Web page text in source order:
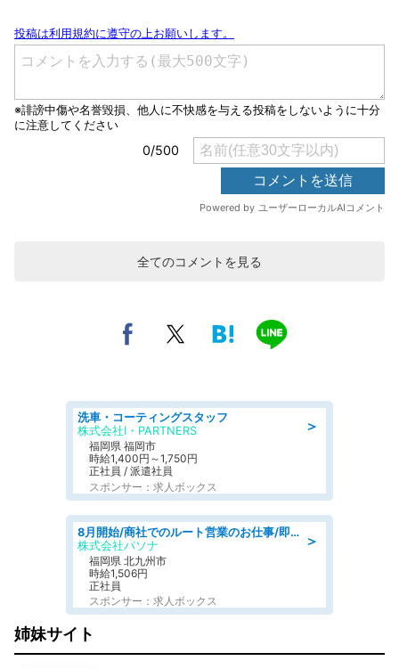
全てのコメントを見る
＞
洗車・コーティングスタッフ
株式会社I・PARTNERS
福岡県 福岡市
時給1,400円～1,750円
正社員 / 派遣社員
スポンサー：求人ボックス
＞
8月開始/商社でのルート営業のお仕事/即日勤務可/車通勤可/営業
株式会社パソナ
福岡県 北九州市
時給1,506円
正社員
スポンサー：求人ボックス
姉妹サイト